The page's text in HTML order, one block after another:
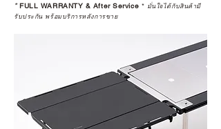
*FULL WARRANTY & After Service * มั่นใจได้กับสินค้ามี
รับประกัน พร้อมบริการหลังการขาย